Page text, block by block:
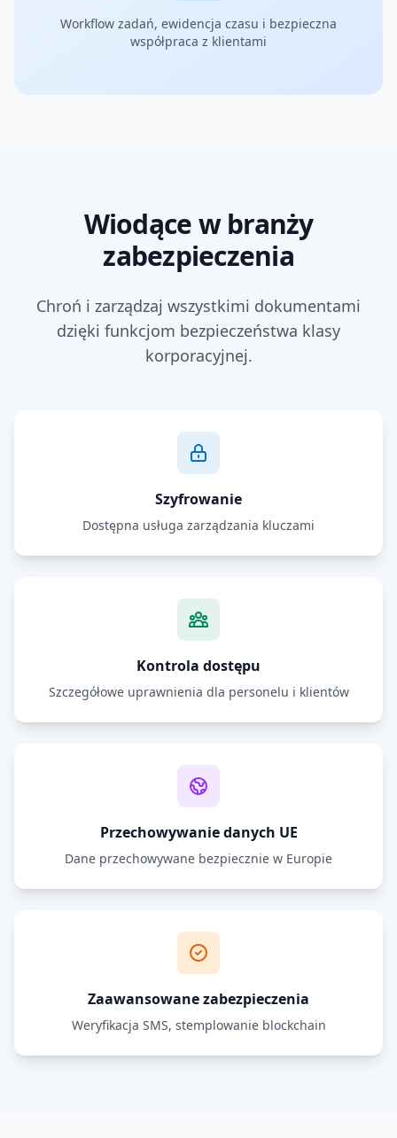
Workflow zadań, ewidencja czasu i bezpieczna
współpraca z klientami
Wiodące w branży
zabezpieczenia
Chroń i zarządzaj wszystkimi dokumentami
dzięki funkcjom bezpieczeństwa klasy
korporacyjnej.
Szyfrowanie
Dostępna usługa zarządzania kluczami
Kontrola dostępu
Szczegółowe uprawnienia dla personelu i klientów
Przechowywanie danych UE
Dane przechowywane bezpiecznie w Europie
Zaawansowane zabezpieczenia
Weryfikacja SMS, stemplowanie blockchain